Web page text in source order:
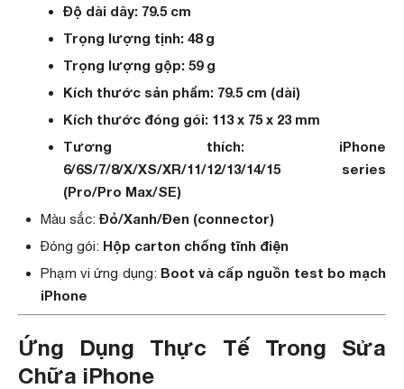
Độ dài dây: 79.5 cm
Trọng lượng tịnh: 48 g
Trọng lượng gộp: 59 g
Kích thước sản phẩm: 79.5 cm (dài)
Kích thước đóng gói: 113 x 75 x 23 mm
Tương thích: iPhone
6/6S/7/8/X/XS/XR/11/12/13/14/15 series
(Pro/Pro Max/SE)
Màu sắc: Đỏ/Xanh/Đen (connector)
Đóng gói: Hộp carton chống tĩnh điện
Phạm vi ứng dụng: Boot và cấp nguồn test bo mạch
iPhone
Ứng Dụng Thực Tế Trong Sửa
Chữa iPhone